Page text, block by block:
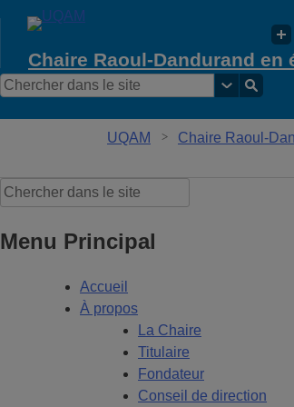
Chaire Raoul-Dandurand
UQAM Chaire Raoul-
Menu Principal
Accueil
À propos
La Chaire
Titulaire
Fondateur
Conseil de direction